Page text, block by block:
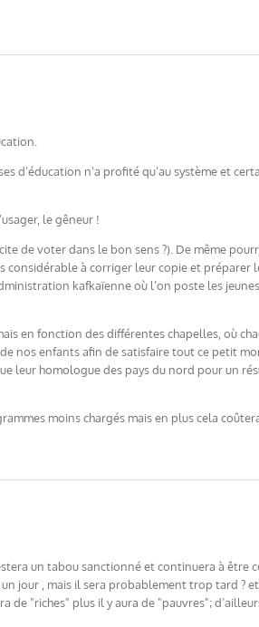
d’éducation n’a profité qu’au système et
le gêneur !
de voter dans le bon sens ?). De même
considérable à corriger leur copie et préparer
kafkaïenne où l’on poste les
en fonction des différentes chapelles, où
nos enfants afin de satisfaire tout ce petit
leur homologue des pays du nord pour un
moins chargés mais en plus cela
un tabou sanctionné et continuera à être
jour , mais il sera probablement trop tard ? et
de "riches" plus il y aura de "pauvres";